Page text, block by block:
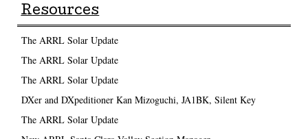
Resources
The ARRL Solar Update
The ARRL Solar Update
The ARRL Solar Update
DXer and DXpeditioner Kan Mizoguchi, JA1BK, Silent Key
The ARRL Solar Update